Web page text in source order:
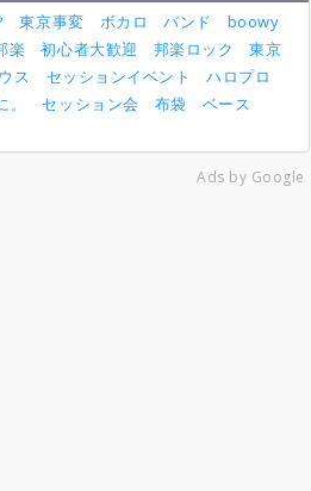
東京事変 ボカロ バンド
boowy
楽 初心者大歓迎 邦楽ロック
東京
ス セッションイベント
ハロプロ
セッション会 布袋
ベース
Ads by Google